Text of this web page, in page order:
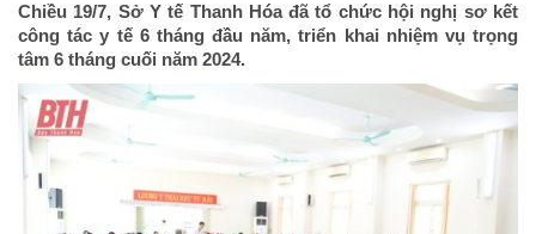
Chiều 19/7, Sở Y tế Thanh Hóa đã tổ chức hội nghị sơ kết
công tác y tế 6 tháng đầu năm, triển khai nhiệm vụ trọng
tâm 6 tháng cuối năm 2024.